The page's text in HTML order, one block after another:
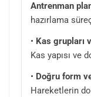
Antrenman
hazırlama
• Kas grupları
Kas yapısı ve
• Doğru form
Hareketlerin